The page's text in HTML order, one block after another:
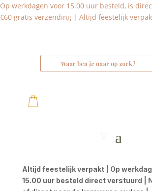
Op werkdagen voor 15.00 uur besteld, is
€60 gratis verzending | Altijd feestelijk
Altijd feestelijk verpakt | Op
15.00 uur besteld direct verstuurd |